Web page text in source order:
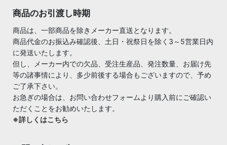
商品のお引渡し時期
商品は、一部商品を除きメーカー直送となります。
商品代金のお振込み確認後、土日・祝祭日を除く3～5営業日内
に発送いたします。
但し、メーカー内での欠品、受注生産品、発注数量、お届け先
等の諸事情により、多少前後する場合もございますので、予め
ご了承下さい。
お急ぎの場合は、お問い合わせフォームより購入前にご確認い
ただくことをお勧めいたします。
※詳しくはこちら